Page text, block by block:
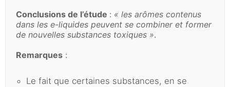
Conclusions de l’étude : « les arômes contenus
dans les e-liquides peuvent se combiner et former
de nouvelles substances toxiques ».
Remarques :
Le fait que certaines substances, en se